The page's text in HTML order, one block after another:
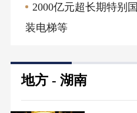
2000亿元超长期特别
装电梯等
地方 - 湖南